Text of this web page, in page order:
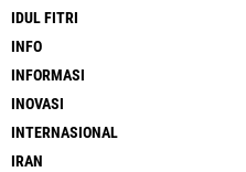
IDUL FITRI
INFO
INFORMASI
INOVASI
INTERNASIONAL
IRAN